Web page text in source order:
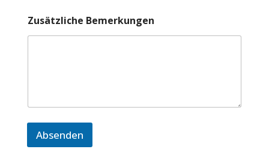
Zusätzliche Bemerkungen
Absenden